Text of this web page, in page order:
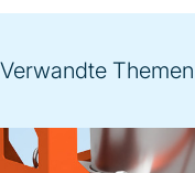
Verwandte Themen